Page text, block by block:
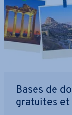
Bases de
gratuites et